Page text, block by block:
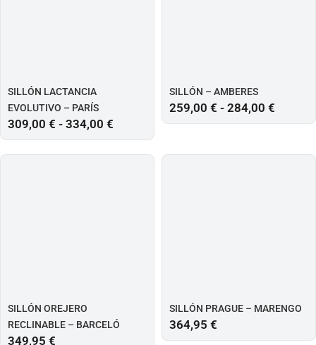
SILLÓN LACTANCIA
EVOLUTIVO – PARÍS
309,00 € - 334,00 €
SILLÓN – AMBERES
259,00 € - 284,00 €
SILLÓN OREJERO
RECLINABLE – BARCELÓ
349,95 €
SILLÓN PRAGUE – MARENGO
364,95 €